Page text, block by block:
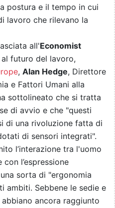
postura e il tempo in cui
lavoro che rilevano la
all'Economist
futuro del lavoro,
, Alan Hedge, Direttore
e Fattori Umani alla
sottolineato che si tratta
di avvio e che "questi
di una rivoluzione fatta di
di sensori integrati".
l’interazione tra l'uomo
l’espressione
una sorta di "ergonomia
ambiti. Sebbene le sedie e
ancora raggiunto